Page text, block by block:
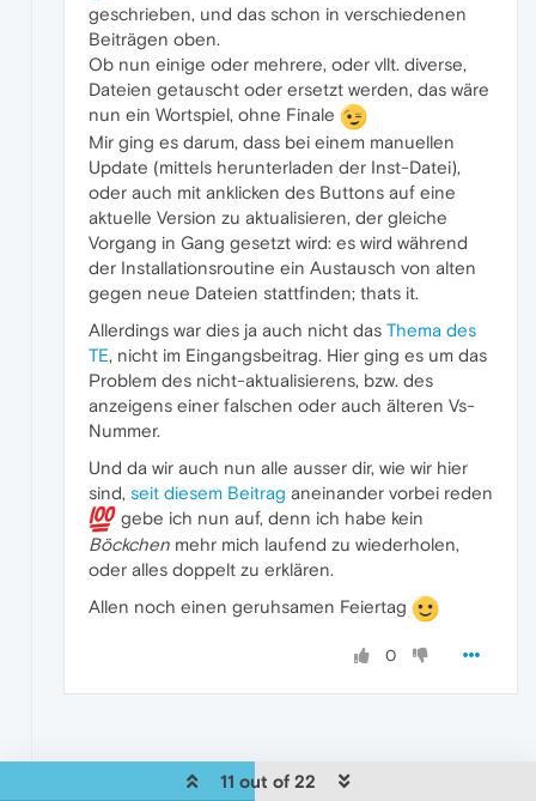
geschrieben, und das schon in verschiedenen
Beiträgen oben.
Ob nun einige oder mehrere, oder vllt. diverse,
Dateien getauscht oder ersetzt werden, das wäre
nun ein Wortspiel, ohne Finale
Mir ging es darum, dass bei einem manuellen
Update (mittels herunterladen der Inst-Datei),
oder auch mit anklicken des Buttons auf eine
aktuelle Version zu aktualisieren, der gleiche
Vorgang in Gang gesetzt wird: es wird während
der Installationsroutine ein Austausch von alten
gegen neue Dateien stattfinden; thats it.
Allerdings war dies ja auch nicht das Thema des
TE, nicht im Eingangsbeitrag. Hier ging es um das
Problem des nicht-aktualisierens, bzw. des
anzeigens einer falschen oder auch älteren Vs-
Nummer.
Und da wir auch nun alle ausser dir, wie wir hier
sind, seit diesem Beitrag aneinander vorbei reden
gebe ich nun auf, denn ich habe kein
Böckchen mehr mich laufend zu wiederholen,
oder alles doppelt zu erklären.
Allen noch einen geruhsamen Feiertag
0
11 out of 22